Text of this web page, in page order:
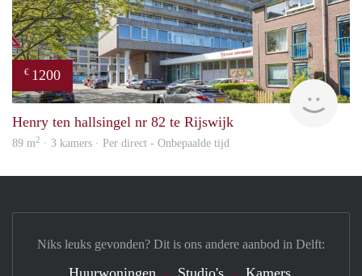
€ 1200
Jan
Henry ten hallsingel nr 82 te Rijswijk
89 m2 · 3 kamers · Per direct - Onbepaalde tijd
Niks leuks gevonden? Dit is ons andere aanbod in Delft:
Huurwoningen Studio's Kamers